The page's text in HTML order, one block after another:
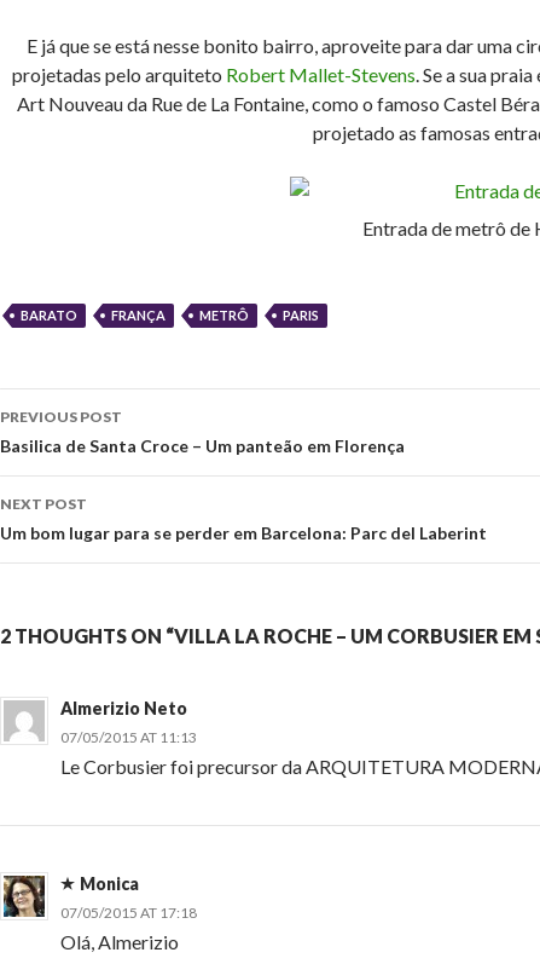
E já que se está nesse bonito bairro, aproveite para dar uma
projetadas pelo arquiteto Robert Mallet-Stevens. Se a sua
Art Nouveau da Rue de La Fontaine, como o famoso Castel
projetado as famosas
Entrada de metrô
BARATO FRANÇA METRÔ PARIS
Post
navigation
PREVIOUS POST
Basilica de Santa Croce – Um panteão em Florença
NEXT POST
Um bom lugar para se perder em Barcelona: Parc del Laberint
2 THOUGHTS ON “VILLA LA ROCHE – UM CORBUSIER EM
Almerizio Neto
07/05/2015 AT 11:13
Le Corbusier foi precursor da ARQUITETURA
Monica
07/05/2015 AT 17:18
Olá, Almerizio